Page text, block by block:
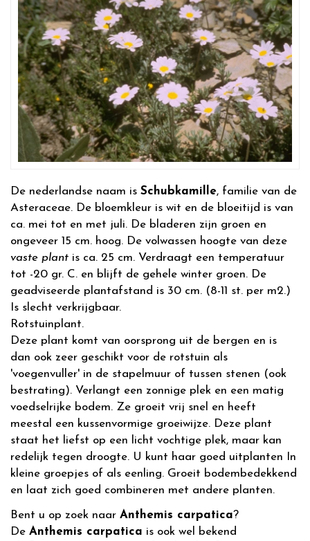
De nederlandse naam is Schubkamille, familie van de
Asteraceae. De bloemkleur is wit en de bloeitijd is van
ca. mei tot en met juli. De bladeren zijn groen en
ongeveer 15 cm. hoog. De volwassen hoogte van deze
vaste plant is ca. 25 cm. Verdraagt een temperatuur
tot -20 gr. C. en blijft de gehele winter groen. De
geadviseerde plantafstand is 30 cm. (8-11 st. per m2.)
Is slecht verkrijgbaar.
Rotstuinplant.
Deze plant komt van oorsprong uit de bergen en is
dan ook zeer geschikt voor de rotstuin als
'voegenvuller' in de stapelmuur of tussen stenen (ook
bestrating). Verlangt een zonnige plek en een matig
voedselrijke bodem. Ze groeit vrij snel en heeft
meestal een kussenvormige groeiwijze. Deze plant
staat het liefst op een licht vochtige plek, maar kan
redelijk tegen droogte. U kunt haar goed uitplanten In
kleine groepjes of als eenling. Groeit bodembedekkend
en laat zich goed combineren met andere planten.
Bent u op zoek naar Anthemis carpatica?
De Anthemis carpatica is ook wel bekend